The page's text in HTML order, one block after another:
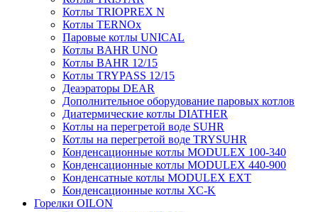
Котлы TRIOPREX N
Котлы TERNOx
Паровые котлы UNICAL
Котлы BAHR UNO
Котлы BAHR 12/15
Котлы TRYPASS 12/15
Деаэраторы DEAR
Дополнительное оборудование паровых котлов
Диатермические котлы DIATHER
Котлы на перегретой воде SUHR
Котлы на перегретой воде TRYSUHR
Конденсационные котлы MODULEX 100-340
Конденсационные котлы MODULEX 440-900
Конденсатные котлы MODULEX EXT
Конденсационные котлы XC-K
Горелки OILON